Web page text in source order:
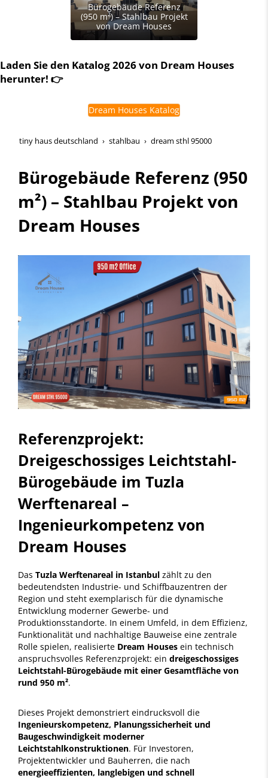
Bürogebäude Referenz
(950 m²) – Stahlbau Projekt
von Dream Houses
Laden Sie den Katalog 2026 von Dream Houses
herunter! 👉
Dream Houses Katalog
tiny haus deutschland stahlbau dream sthl 95000
Bürogebäude Referenz (950
m²) – Stahlbau Projekt von
Dream Houses
Referenzprojekt:
Dreigeschossiges Leichtstahl-
Bürogebäude im Tuzla
Werftenareal –
Ingenieurkompetenz von
Dream Houses
Das Tuzla Werftenareal in Istanbul zählt zu den
bedeutendsten Industrie- und Schiffbauzentren der
Region und steht exemplarisch für die dynamische
Entwicklung moderner Gewerbe- und
Produktionsstandorte. In einem Umfeld, in dem Effizienz,
Funktionalität und nachhaltige Bauweise eine zentrale
Rolle spielen, realisierte Dream Houses ein technisch
anspruchsvolles Referenzprojekt: ein dreigeschossiges
Leichtstahl-Bürogebäude mit einer Gesamtfläche von
rund 950 m².
Dieses Projekt demonstriert eindrucksvoll die
Ingenieurskompetenz, Planungssicherheit und
Baugeschwindigkeit moderner
Leichtstahlkonstruktionen. Für Investoren,
Projektentwickler und Bauherren, die nach
energieeffizienten, langlebigen und schnell